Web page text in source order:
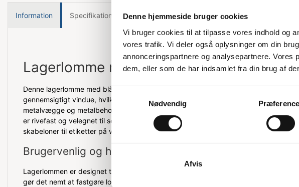
Denne hjemmeside bruger cookies
Vi bruger cookies til at tilpasse vores indhold og
vores trafik. Vi deler også oplysninger om din
annonceringspartnere og analysepartnere.
dem, eller som de har indsamlet fra din brug af
Samtykkevalg
Nødvendig
Afvis
Information Specifikationer
Lagerlomme med magnetiske strips
Denne lagerlomme med blå bagside er udstyret med magnetiske strips og et
gennemsigtigt vindue, hvilket gør den ideel til brug på metaloverflader som
metalvægge og metalbeholdere. Den er lavet af holdbar polypropylen, som sikrer, at
er rivefast og velegnet til scannere. Indholdet kan nemt udskiftes, og du kan finde
skabeloner til etiketter på www.duraprint.eu.
Brugervenlig og holdbar
Lagerlommen er designet til at være både praktisk og robust. Den magnetiske
gør det nemt at fastgøre lommen til forskellige metaloverflader, og det